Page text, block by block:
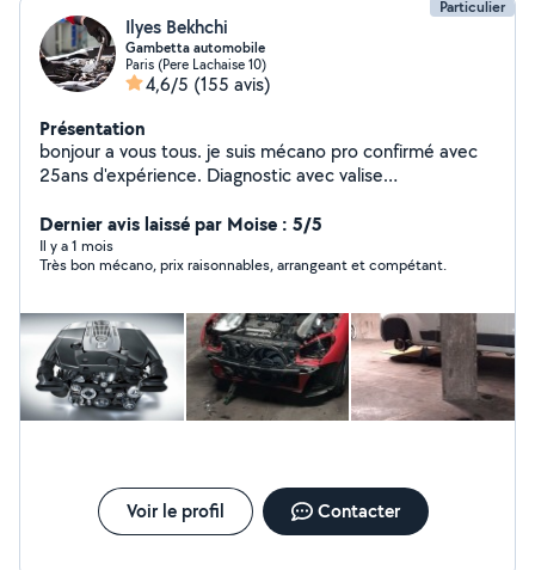
Particulier
Ilyes Bekhchi
Gambetta automobile
Paris (Pere Lachaise 10)
4,6/5 (155 avis)
Présentation
bonjour a vous tous. je suis mécano pro confirmé avec
25ans d'expérience. Diagnostic avec valise
voiture.TIKTOK ( lemecanoducoin )
Dernier avis laissé par Moise : 5/5
Il y a 1 mois
Très bon mécano, prix raisonnables, arrangeant et compétant.
Voir le profil Contacter